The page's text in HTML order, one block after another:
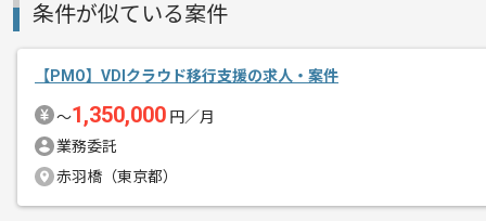
メント
今回は小売業界向けPOSシステム更改
PMOとしての実務経験を活かしたい方
条件が似ている案件
【PMO】VDIクラウド移行支援の求人・案件
〜1,350,000 円／月
業務委託
赤羽橋（東京都）